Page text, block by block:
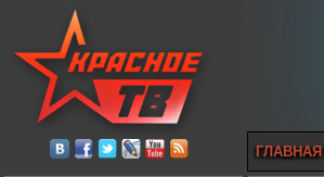
ГЛАВНАЯ